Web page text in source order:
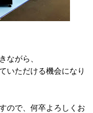
ながら、
いただける機会になり
ので、何卒よろしくお